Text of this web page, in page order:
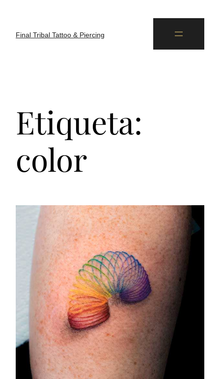
Final Tribal Tattoo & Piercing
Etiqueta:
color